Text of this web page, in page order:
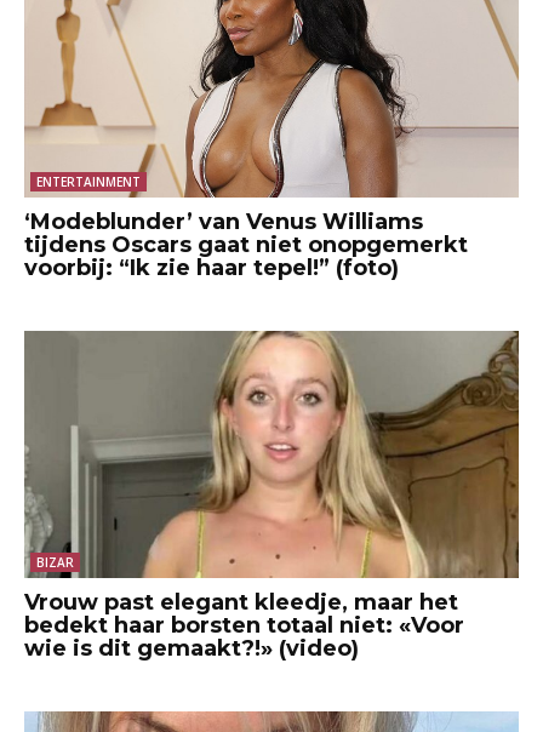
ENTERTAINMENT
‘Modeblunder’ van Venus Williams
tijdens Oscars gaat niet onopgemerkt
voorbij: “Ik zie haar tepel!” (foto)
BIZAR
Vrouw past elegant kleedje, maar het
bedekt haar borsten totaal niet: «Voor
wie is dit gemaakt?!» (video)